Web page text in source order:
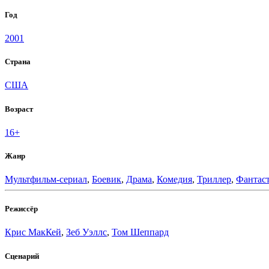
Год
2001
Страна
США
Возраст
16+
Жанр
Мультфильм-сериал, Боевик, Драма, Комедия, Триллер,
Режиссёр
Крис МакКей, Зеб Уэллс, Том Шеппард
Сценарий